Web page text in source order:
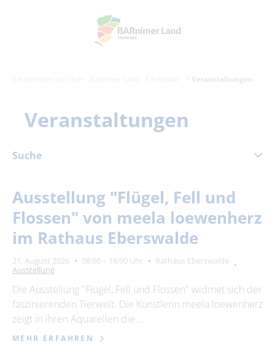
Veranstaltungen
Veranstaltungen
Suche
Juni 2026
Mo Di Mi Do Fr Sa
1 2 3 4 5 6
7
8
9 10 11 12
15
16 17 18 19 20
22
23 24 25 26 27
28
29
30
Erweiterte Suche
Ausstellung "Flügel, Fell und
Flossen" von meela loewenherz
im Rathaus Eberswalde
21. August 2026 08:00 – 16:00 Uhr
Rathaus Eberswalde
Ausstellung
Die Ausstellung "Flügel, Fell und Flossen" widmet sich der
faszinierenden Tierwelt. Die Künstlerin meela loewenherz
zeigt in ihren Aquarellen die …
MEHR ERFAHREN